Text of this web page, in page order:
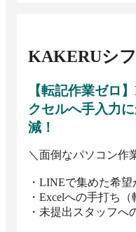
KAKERUシ
【転記作業ゼロ
クセルへ手入力
減！
＼面倒なパソコン作
・LINEで集めた希
・Excelへの手打ち
・未提出スタッフへ